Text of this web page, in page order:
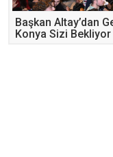
Başkan Altay’dan
Konya Sizi Bekliyor